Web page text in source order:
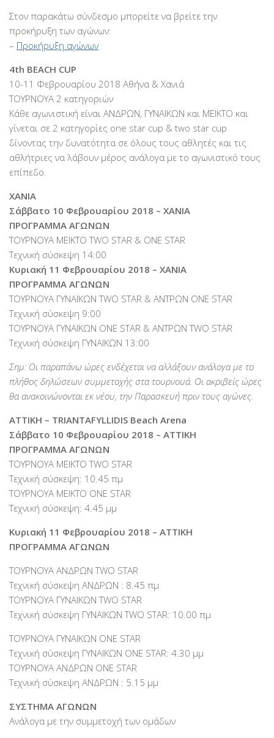
Στον παρακάτω σύνδεσμο μπορείτε να βρείτε την
προκήρυξη των αγώνων:
– Προκήρυξη αγώνων
4th BEACH CUP
10-11 Φεβρουαρίου 2018 Αθήνα & Χανιά
ΤΟΥΡΝΟΥΑ 2 κατηγοριών
Κάθε αγωνιστική είναι ΑΝΔΡΩΝ, ΓΥΝΑΙΚΩΝ και ΜΕΙΚΤΟ και
γίνεται σε 2 κατηγορίες one star cup & two star cup
δίνοντας την δυνατότητα σε όλους τους αθλητές και τις
αθλήτριες να λάβουν μέρος ανάλογα με το αγωνιστικό τους
επίπεδο.
ΧΑΝΙΑ
Σάββατο 10 Φεβρουαρίου 2018 – XANIA
ΠΡΟΓΡΑΜΜΑ ΑΓΩΝΩΝ
ΤΟΥΡΝΟΥΑ ΜΕΙΚΤΟ TWO STAR & ONE STAR
Τεχνική σύσκεψη 14:00
Κυριακή 11 Φεβρουαρίου 2018 – XANIA
ΠΡΟΓΡΑΜΜΑ ΑΓΩΝΩΝ
ΤΟΥΡΝΟΥΑ ΓΥΝΑΙΚΩΝ TWO STAR & ΑΝΤΡΩΝ ONE STAR
Τεχνική σύσκεψη 9:00
ΤΟΥΡΝΟΥΑ ΓΥΝΑΙΚΩΝ ΟΝΕ STAR & ΑΝΤΡΩΝ TWO STAR
Τεχνική σύσκεψη ΓΥΝΑΙΚΩΝ 13:00
Σημ: Οι παραπάνω ώρες ενδέχεται να αλλάξουν ανάλογα με το
πλήθος δηλώσεων συμμετοχής στα τουρνουά. Οι ακριβείς ώρες
θα ανακοινώνονται εκ νέου, την Παρασκευή πριν τους αγώνες.
ΑΤΤΙΚΗ – ΤRIANTAFYLLIDIS Beach Arena
Σάββατο 10 Φεβρουαρίου 2018 – ΑΤΤΙΚΗ
ΠΡΟΓΡΑΜΜΑ ΑΓΩΝΩΝ
ΤΟΥΡΝΟΥΑ ΜΕΙΚΤΟ TWO STAR
Τεχνική σύσκεψη: 10.45 πμ
ΤΟΥΡΝΟΥΑ ΜΕΙΚΤΟ ONE STAR
Τεχνική σύσκεψη: 4.45 μμ
Κυριακή 11 Φεβρουαρίου 2018 – ΑΤΤΙΚΗ
ΠΡΟΓΡΑΜΜΑ ΑΓΩΝΩΝ
ΤΟΥΡΝΟΥΑ ΑΝΔΡΩΝ TWO STAR
Τεχνική σύσκεψη ΑΝΔΡΩΝ : 8.45 πμ
ΤΟΥΡΝΟΥΑ ΓΥΝΑΙΚΩΝ TWO STAR
Τεχνική σύσκεψη ΓΥΝΑΙΚΩΝ TWO STAR: 10.00 πμ
ΤΟΥΡΝΟΥΑ ΓΥΝΑΙΚΩΝ ΟΝΕ STAR
Τεχνική σύσκεψη ΓΥΝΑΙΚΩΝ ONE STAR: 4.30 μμ
ΤΟΥΡΝΟΥΑ ΑΝΔΡΩΝ ΟΝΕ STAR
Τεχνική σύσκεψη ΑΝΔΡΩΝ : 5.15 μμ
ΣΥΣΤΗΜΑ ΑΓΩΝΩΝ
Ανάλογα με την συμμετοχή των ομάδων